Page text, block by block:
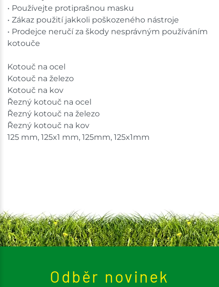
• Používejte protiprašnou masku
• Zákaz použití jakkoli poškozeného nástroje
• Prodejce neručí za škody nesprávným používáním
kotouče
Kotouč na ocel
Kotouč na železo
Kotouč na kov
Řezný kotouč na ocel
Řezný kotouč na železo
Řezný kotouč na kov
125 mm, 125x1 mm, 125mm, 125x1mm
Odběr novinek